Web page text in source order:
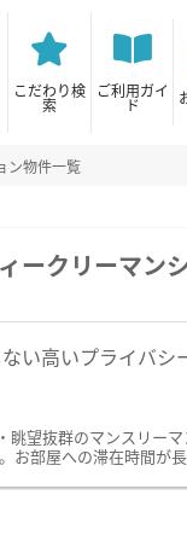
こだわり検
索
ご利用ガイ
ド
ン物件一覧
ークリーマン
い高いプライバシ
望抜群のマンスリー
部屋への滞在時間が長